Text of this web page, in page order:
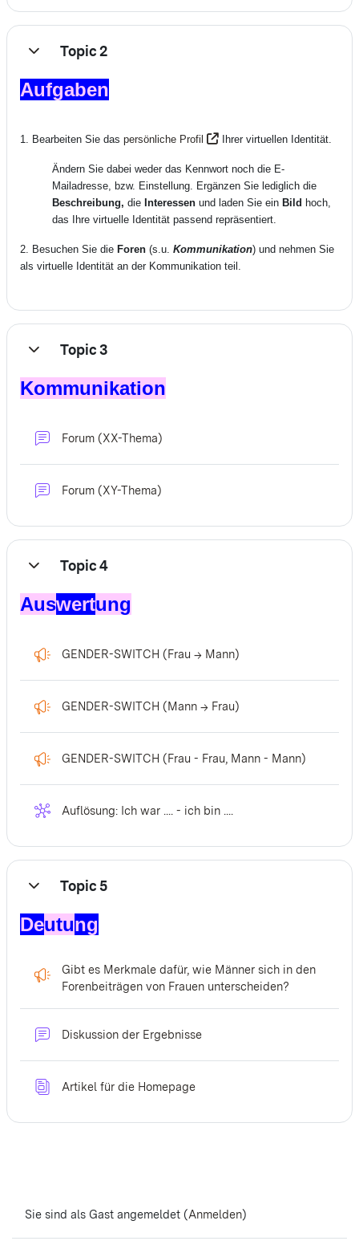
EinklappenTopic 2
Aufgaben
1. Bearbeiten Sie das persönliche Profil Ihrer virtuellen Identität.
Ändern Sie dabei weder das Kennwort noch die E-
Mailadresse, bzw. Einstellung. Ergänzen Sie lediglich die
Beschreibung, die Interessen und laden Sie ein Bild hoch,
das Ihre virtuelle Identität passend repräsentiert.
2. Besuchen Sie die Foren (s.u. Kommunikation) und nehmen Sie
als virtuelle Identität an der Kommunikation teil.
EinklappenTopic 3
Kommunikation
Forum (XX-Thema)
Forum (XY-Thema)
EinklappenTopic 4
Auswertung
GENDER-SWITCH (Frau -> Mann)
GENDER-SWITCH (Mann -> Frau)
GENDER-SWITCH (Frau - Frau, Mann - Mann)
Auflösung: Ich war .... - ich bin ....
EinklappenTopic 5
Deutung
Gibt es Merkmale dafür, wie Männer sich in den
Forenbeiträgen von Frauen unterscheiden?
Diskussion der Ergebnisse
Artikel für die HomepageDatenbank
Sie sind als Gast angemeldet (Anmelden)